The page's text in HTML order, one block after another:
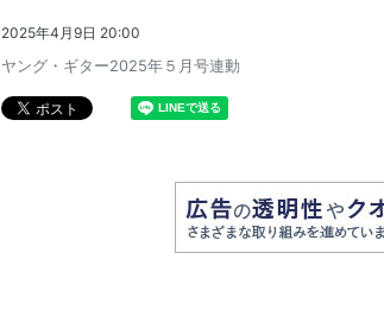
2025年4月9日 20:00
ヤング・ギター2025年５月号連動